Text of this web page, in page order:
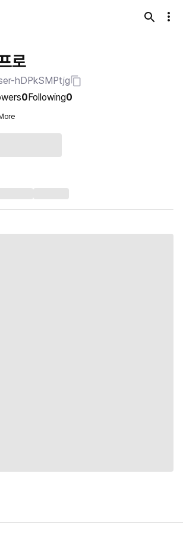
로
hDPkSMPtjg
0Following0
More